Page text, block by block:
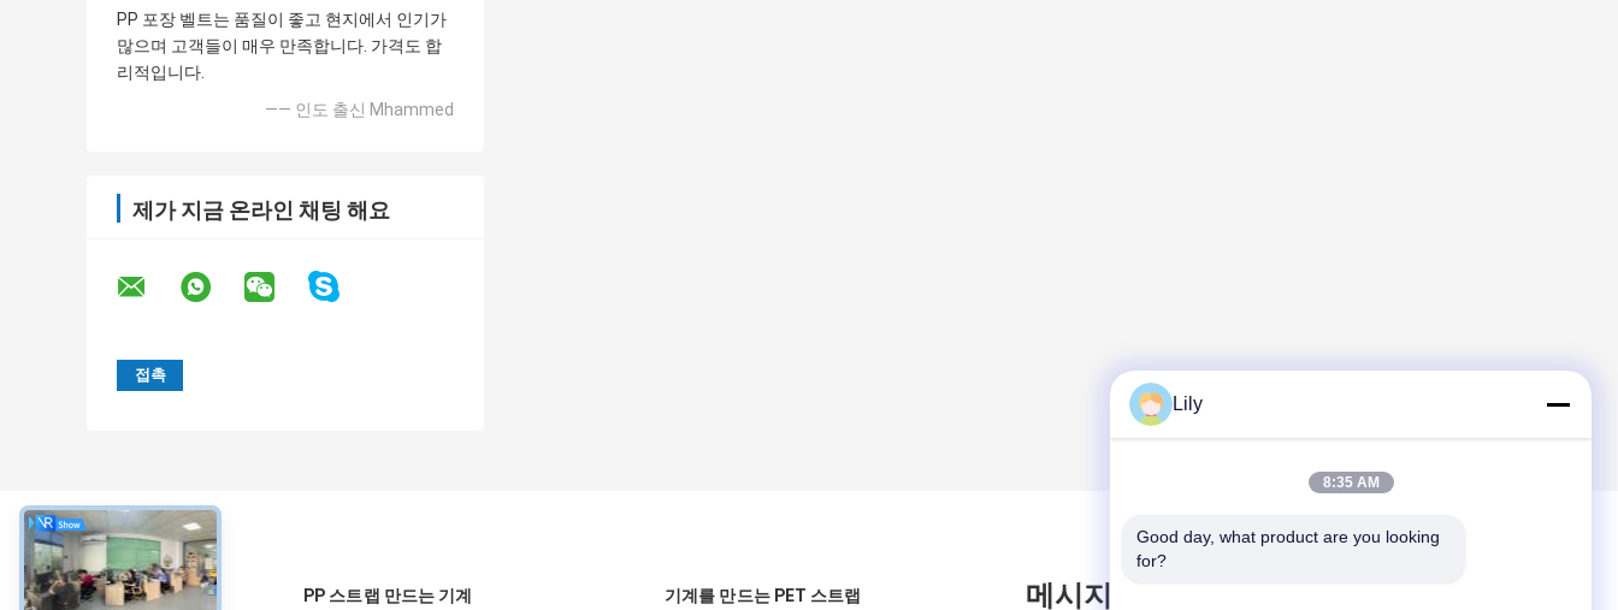
PP 포장 벨트는 품질이 좋고 현지에서 인기가
많으며 고객들이 매우 만족합니다. 가격도 합
리적입니다.
—— 인도 출신 Mhammed
제가 지금 온라인 채팅 해요
약 PP 스트랩 만드는 기계 기계를 만드는 PET 스트랩 메시지를 남겨주세요
Lily
8:35 AM
Good day, what product are you looking
for?